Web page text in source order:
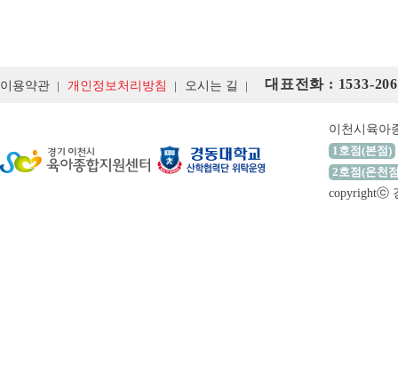
이용약관 개인정보처리방침 오시는 길 대표전화 : 1533-
이천시육아
1호점(본점)
2호점(온천
copyrightⓒ